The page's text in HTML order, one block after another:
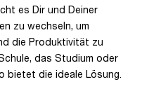
es Dir und Deiner
zu wechseln, um
die Produktivität zu
das Studium oder
bietet die ideale Lösung.